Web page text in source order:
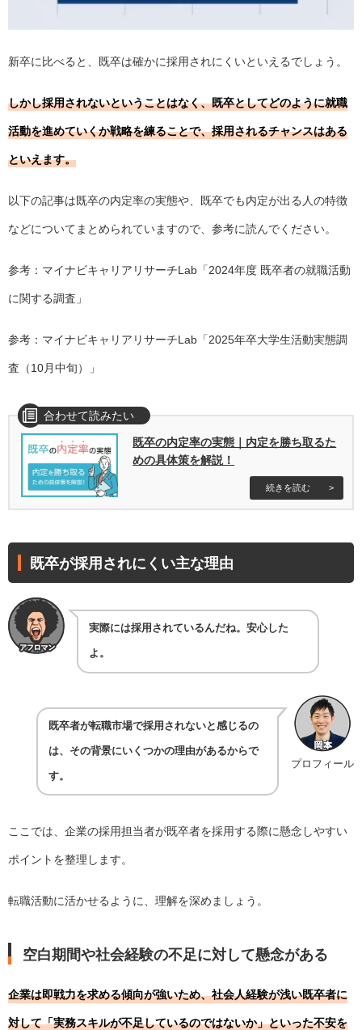
新卒に比べると、既卒は確かに採用されにくいといえるでしょう。
しかし採用されないということはなく、既卒としてどのように就職
活動を進めていくか戦略を練ることで、採用されるチャンスはある
といえます。
以下の記事は既卒の内定率の実態や、既卒でも内定が出る人の特徴
などについてまとめられていますので、参考に読んでください。
参考：マイナビキャリアリサーチLab 「2024年度 既卒者の就職活動
に関する調査」
参考：マイナビキャリアリサーチLab 「2025年卒大学生活動実態調
査（10月中旬）」
既卒の内定率の実態｜内定を勝ち取るた
めの具体策を解説！
既卒が採用されにくい主な理由
実際には採用されているんだね。安心した
よ。
プロフィール
既卒者が転職市場で採用されないと感じるの
は、その背景にいくつかの理由があるからで
す。
ここでは、企業の採用担当者が既卒者を採用する際に懸念しやすい
ポイントを整理します。
転職活動に活かせるように、理解を深めましょう。
空白期間や社会経験の不足に対して懸念がある
企業は即戦力を求める傾向が強いため、社会人経験が浅い既卒者に
対して「実務スキルが不足しているのではないか」といった不安を